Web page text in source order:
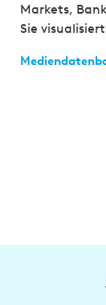
Markets,
Sie